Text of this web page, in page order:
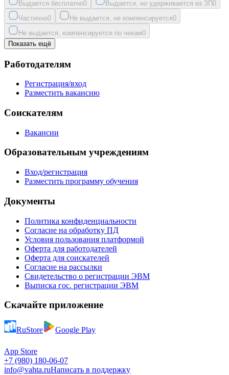
Выдается бесплатно0 Выдается, но удерживается из ЗП0
Частично0 Не выдается, не компенсируется0
Не выдается, компенсируется по чекам0
Показать ещё
Работодателям
Регистрация/вход
Разместить вакансию
Соискателям
Вакансии
Образовательным учреждениям
Вход/регистрация
Разместить программу обучения
Документы
Политика конфиденциальности
Согласие на обработку ПД
Условия пользования платформой
Оферта для работодателей
Оферта для соискателей
Согласие на рассылки
Свидетельство о регистрации ЭВМ
Выписка гос. регистрации ЭВМ
Скачайте приложение
RuStore Google Play
App Store
+7 (980) 180-06-07
info@vahta.ruНаписать в поддержку